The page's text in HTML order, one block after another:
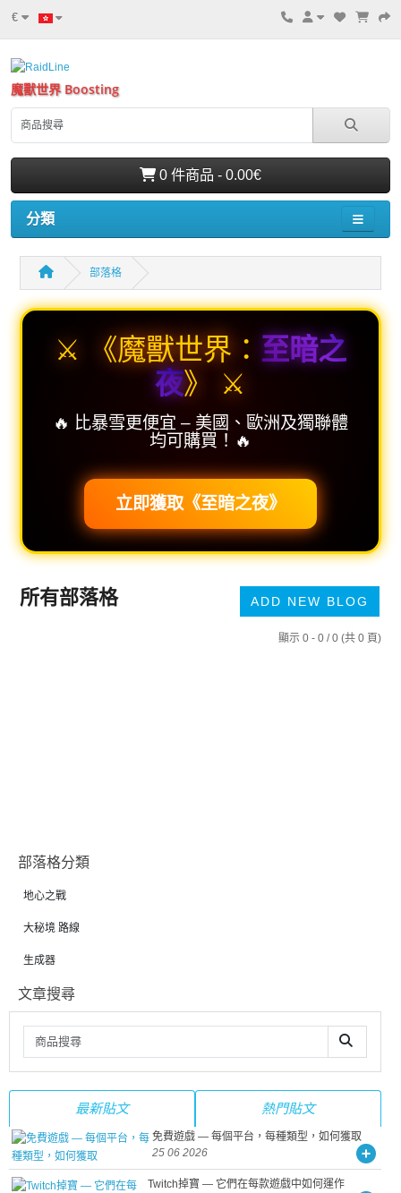
€
魔獸世界 Boosting
0 件商品 - 0.00€
分類
部落格
⚔️ 《魔獸世界： 至暗之
夜》 ⚔️
🔥 比暴雪更便宜 – 美國、歐洲及獨聯體
均可購買！🔥
立即獲取《至暗之夜》
所有部落格 ADD NEW BLOG
顯示 0 - 0 / 0 (共 0 頁)
部落格分類
地心之戰
大秘境 路線
生成器
文章搜尋
最新貼文 熱門貼文
免費遊戲 — 每個平台，每種類型，如何獲取
25 06 2026
Twitch掉寶 — 它們在每款遊戲中如何運作